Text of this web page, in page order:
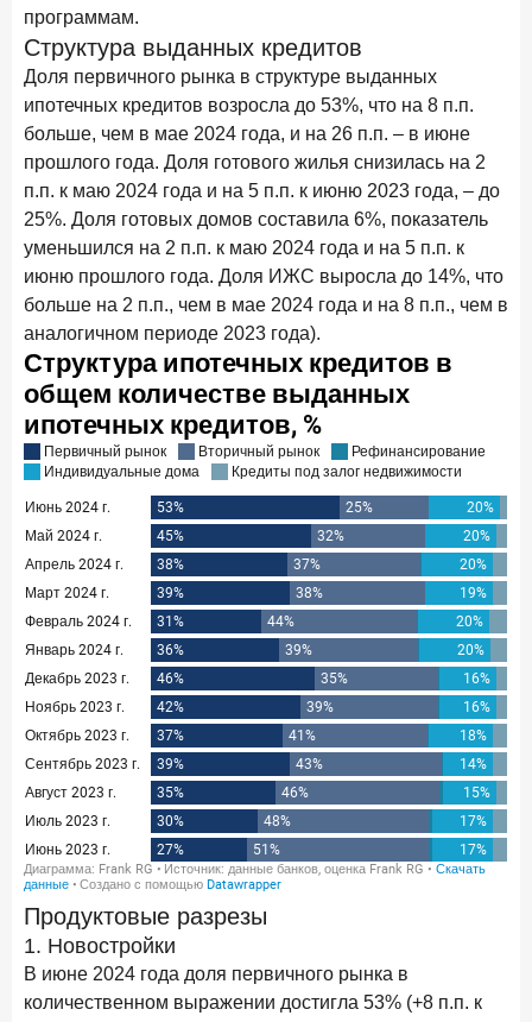
18 декабря 2025 года
Ипотека 2025–2026: стресс‑тест высокими ставками и
прогнозы на восстановление
8 декабря 2025 года ИССЛЕДОВАНИЕ
По итогам ноября 2025 года объем выдач кредитов
составил 1 027 млрд руб.
Эмоции, эксклюзив и вовлечение: новая формула
банковской лояльности
3 декабря 2025 года ИССЛЕДОВАНИЕ
Почему опытные инвесторы в России чувствуют себя
начинающими?
25 ноября 2025 года ИССЛЕДОВАНИЕ
Клиент стал партнером: как трансформируется рынок
инвестиций
24 ноября 2025 года ИССЛЕДОВАНИЕ
Ипотека. Итоги октября 2025 года
Рассылка Frank RG
Итоги недели, наша трактовка основных событий
на банковском рынке
ПОДПИСАТЬСЯ
Я согласен с условиямиобработки данных
программам.
Структура выданных кредитов
Доля первичного рынка в структуре выданных
ипотечных кредитов возросла до 53%, что на 8 п.п.
больше, чем в мае 2024 года, и на 26 п.п. – в июне
прошлого года. Доля готового жилья снизилась на 2
п.п. к маю 2024 года и на 5 п.п. к июню 2023 года, – до
25%. Доля готовых домов составила 6%, показатель
уменьшился на 2 п.п. к маю 2024 года и на 5 п.п. к
июню прошлого года. Доля ИЖС выросла до 14%, что
больше на 2 п.п., чем в мае 2024 года и на 8 п.п., чем в
аналогичном периоде 2023 года).
Продуктовые разрезы
1. Новостройки
В июне 2024 года доля первичного рынка в
количественном выражении достигла 53% (+8 п.п. к